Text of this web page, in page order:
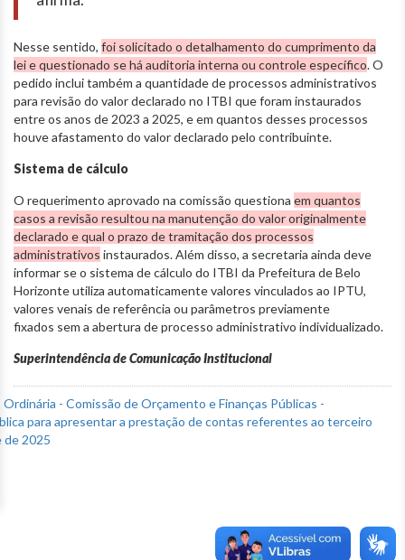
Nesse sentido, foi solicitado o detalhamento do cumprimento da
lei e questionado se há auditoria interna ou controle específico. O
pedido inclui também a quantidade de processos administrativos
para revisão do valor declarado no ITBI que foram instaurados
entre os anos de 2023 a 2025, e em quantos desses processos
houve afastamento do valor declarado pelo contribuinte.
Sistema de cálculo
O requerimento aprovado na comissão questiona em quantos
casos a revisão resultou na manutenção do valor originalmente
declarado e qual o prazo de tramitação dos processos
administrativos instaurados. Além disso, a secretaria ainda deve
informar se o sistema de cálculo do ITBI da Prefeitura de Belo
Horizonte utiliza automaticamente valores vinculados ao IPTU,
valores venais de referência ou parâmetros previamente
fixados sem a abertura de processo administrativo individualizado.
Superintendência de Comunicação Institucional